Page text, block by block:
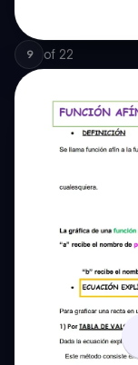
9 of 22